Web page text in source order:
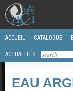
ACCUEIL CATALOGUE
ACTUALITÉS
/
EAU